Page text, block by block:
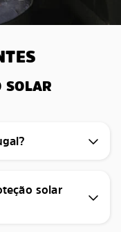
SOLAR
solar